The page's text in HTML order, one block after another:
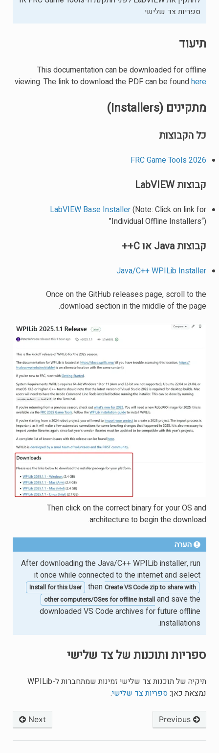
ספריות צד שלישי.
תיעוד
This documentation can be downloaded for offline
viewing. The link to download the PDF can be foundhere
.
מתקינים (Installers)
כל הקבוצות
2026 FRC Game Tools
קבוצות LabVIEW
LabVIEW Base Installer(Note: Click on link for
”Individual Offline Installers“)
קבוצות Java או C++
Java/C++ WPILib Installer
Once on the GitHub releases page, scroll to the
download section in the middle of the page.
Then click on the correct binary for your OS and
architecture to begin the download.
הערה
After downloading the Java/C++ WPILib installer, run
it once while connected to the internet and select
Install for this User thenCreate VS Code zip to share with
other computers/OSes for offline install and save the
downloaded VS Code archives for future offline
installations.
ספריות ותוכנות של צד שלישי
תיקיה של תוכנות צד שלישי זמינות שמתחברות ל-WPILib
נמצאת כאן:ספריות צד שלישי.
Previous
Next